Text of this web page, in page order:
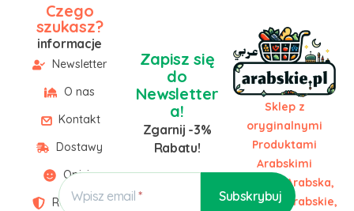
Czego
szukasz?
informacje
Newsletter
O nas
Kontakt
Dostawy
Opinie
Regulamin
Sklep z
oryginalnymi
Produktami
Arabskimi
Żywność Arabska,
Słodycze Arabskie,
Zapisz się
do
Newsletter
a!
Zgarnij -3%
Rabatu!
Wpisz email